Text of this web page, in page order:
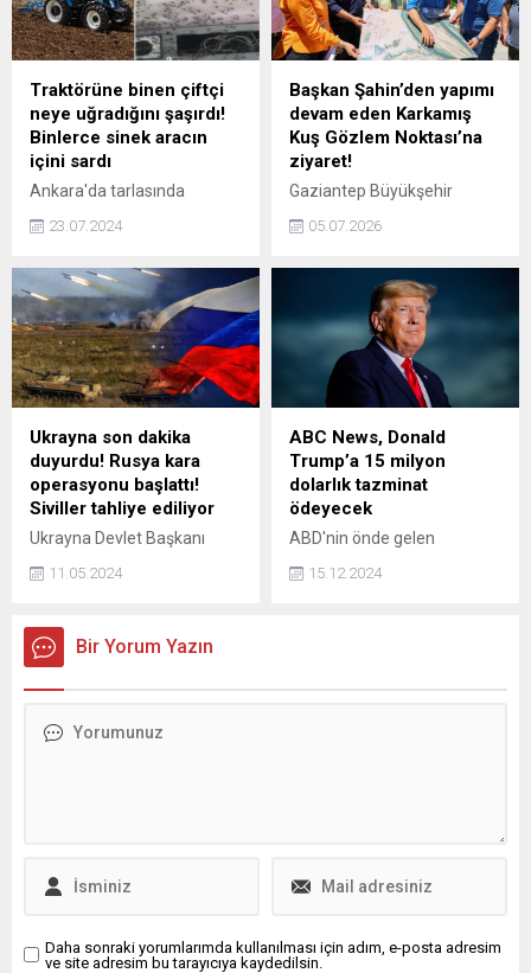
gösterdi. Çelik, "Bu seviye
yoksunu siyasete tüm siyasi
gücümüzle cevap
vereceğiz" dedi.
Traktörüne binen çiftçi
neye uğradığını şaşırdı!
Binlerce sinek aracın
içini sardı
Ankara'da tarlasında
çalışmak için traktörünün
başına geçen çiftçi, aracın
karşılaşmasının ardından
neye uğradığını şaşırdı.
Sinekleri eliyle temizlemeye
çalışan vatandaşın çabası
da boşa çıkarken kendisini
korumak için ağzını ve
kulaklarını kapattı.
23.07.2024
Başkan Şahin’den yapımı
devam eden Karkamış
Kuş Gözlem Noktası’na
ziyaret!
Gaziantep Büyükşehir
Belediye Başkanı Fatma
Şahin, Karkamış’ta yapımı
Noktası’nda incelemelerde
bulunarak son hazırlıkları
yerinde değerlendirdi.
05.07.2026
Ukrayna son dakika
duyurdu! Rusya kara
operasyonu başlattı!
Siviller tahliye ediliyor
Ukrayna Devlet Başkanı
ordusunun, Ukrayna'nın
dalgası başlattığını bildirdi.
11.05.2024
ABC News, Donald
Trump’a 15 milyon
dolarlık tazminat
ödeyecek
ABD'nin önde gelen
Donald Trump'a yönelik
15.12.2024
Bir Yorum Yazın
Daha sonraki yorumlarımda kullanılması için adım, e-posta adresim
ve site adresim bu tarayıcıya kaydedilsin.